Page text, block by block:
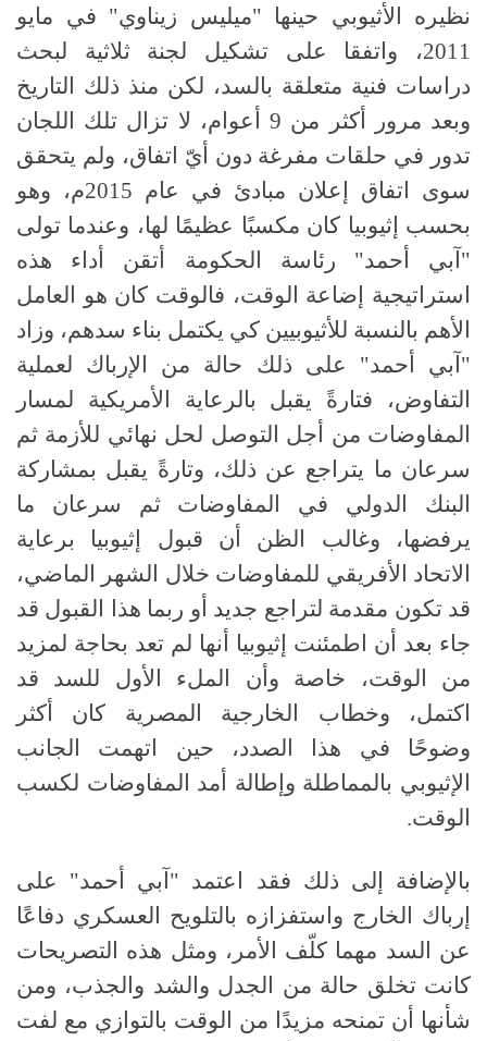
نظيره الأثيوبي حينها "ميليس زيناوي" في مايو
2011، واتفقا على تشكيل لجنة ثلاثية لبحث
دراسات فنية متعلقة بالسد، لكن منذ ذلك التاريخ
وبعد مرور أكثر من 9 أعوام، لا تزال تلك اللجان
تدور في حلقات مفرغة دون أيّ اتفاق، ولم يتحقق
سوى اتفاق إعلان مبادئ في عام 2015م، وهو
بحسب إثيوبيا كان مكسبًا عظيمًا لها، وعندما تولى
"آبي أحمد" رئاسة الحكومة أتقن أداء هذه
استراتيجية إضاعة الوقت، فالوقت كان هو العامل
الأهم بالنسبة للأثيوبيين كي يكتمل بناء سدهم، وزاد
"آبي أحمد" على ذلك حالة من الإرباك لعملية
التفاوض، فتارةً يقبل بالرعاية الأمريكية لمسار
المفاوضات من أجل التوصل لحل نهائي للأزمة ثم
سرعان ما يتراجع عن ذلك، وتارةً يقبل بمشاركة
البنك الدولي في المفاوضات ثم سرعان ما
يرفضها، وغالب الظن أن قبول إثيوبيا برعاية
الاتحاد الأفريقي للمفاوضات خلال الشهر الماضي،
قد تكون مقدمة لتراجع جديد أو ربما هذا القبول قد
جاء بعد أن اطمئنت إثيوبيا أنها لم تعد بحاجة لمزيد
من الوقت، خاصة وأن الملء الأول للسد قد
اكتمل، وخطاب الخارجية المصرية كان أكثر
وضوحًا في هذا الصدد، حين اتهمت الجانب
الإثيوبي بالمماطلة وإطالة أمد المفاوضات لكسب
الوقت.
بالإضافة إلى ذلك فقد اعتمد "آبي أحمد" على
إرباك الخارج واستفزازه بالتلويح العسكري دفاعًا
عن السد مهما كلّف الأمر، ومثل هذه التصريحات
كانت تخلق حالة من الجدل والشد والجذب، ومن
شأنها أن تمنحه مزيدًا من الوقت بالتوازي مع لفت